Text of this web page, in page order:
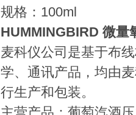
规格：100ml
HUMMINGBIRD 微量
麦科仪公司是基于布
学、通讯产品，均由
行生产和包装。